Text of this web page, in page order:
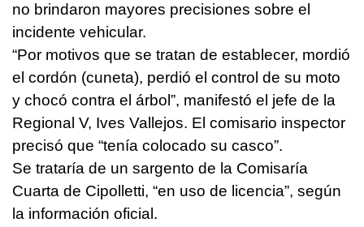
no brindaron mayores precisiones sobre el
incidente vehicular.
“Por motivos que se tratan de establecer, mordió
el cordón (cuneta), perdió el control de su moto
y chocó contra el árbol”, manifestó el jefe de la
Regional V, Ives Vallejos. El comisario inspector
precisó que “tenía colocado su casco”.
Se trataría de un sargento de la Comisaría
Cuarta de Cipolletti, “en uso de licencia”, según
la información oficial.